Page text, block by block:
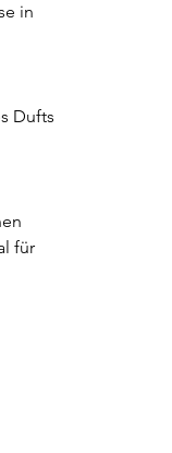
in
Dufts
für